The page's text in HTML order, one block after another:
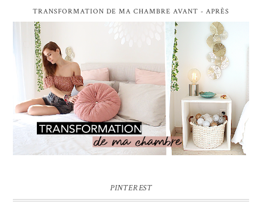
TRANSFORMATION DE MA CHAMBRE AVANT - APRÈS
PINTEREST